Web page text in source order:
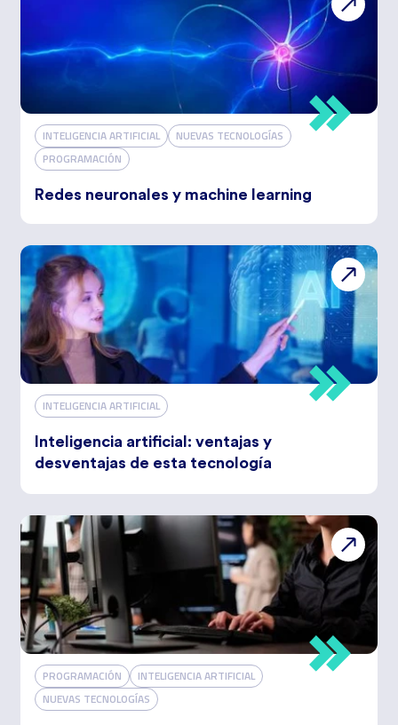
INTELIGENCIA ARTIFICIAL
NUEVAS TECNOLOGÍAS
PROGRAMACIÓN
Redes neuronales y machine learning
INTELIGENCIA ARTIFICIAL
Inteligencia artificial: ventajas y
desventajas de esta tecnología
PROGRAMACIÓN
INTELIGENCIA ARTIFICIAL
NUEVAS TECNOLOGÍAS